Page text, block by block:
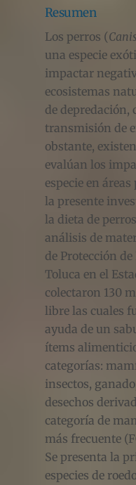
Resumen
Los perros (
una especie
impactar
ecosistemas
de depredación,
transmisión de
obstante,
evalúan los
especie en
la presente
la dieta de
análisis de
de Protección
Toluca en el
colectaron 130
libre las cuales
ayuda de un
ítems
categorías:
insectos,
desechos
categoría de
más frecuente
Se presenta la
especies de